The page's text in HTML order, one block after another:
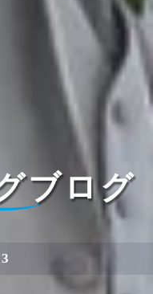
ブログ